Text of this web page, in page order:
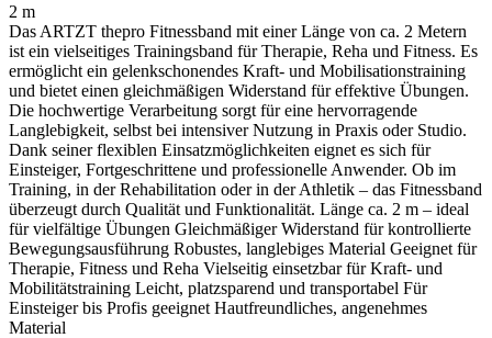
2 m
Das ARTZT thepro Fitnessband mit einer Länge von ca. 2 Metern
ist ein vielseitiges Trainingsband für Therapie, Reha und Fitness. Es
ermöglicht ein gelenkschonendes Kraft- und Mobilisationstraining
und bietet einen gleichmäßigen Widerstand für effektive Übungen.
Die hochwertige Verarbeitung sorgt für eine hervorragende
Langlebigkeit, selbst bei intensiver Nutzung in Praxis oder Studio.
Dank seiner flexiblen Einsatzmöglichkeiten eignet es sich für
Einsteiger, Fortgeschrittene und professionelle Anwender. Ob im
Training, in der Rehabilitation oder in der Athletik – das Fitnessband
überzeugt durch Qualität und Funktionalität. Länge ca. 2 m – ideal
für vielfältige Übungen Gleichmäßiger Widerstand für kontrollierte
Bewegungsausführung Robustes, langlebiges Material Geeignet für
Therapie, Fitness und Reha Vielseitig einsetzbar für Kraft- und
Mobilitätstraining Leicht, platzsparend und transportabel Für
Einsteiger bis Profis geeignet Hautfreundliches, angenehmes
Material